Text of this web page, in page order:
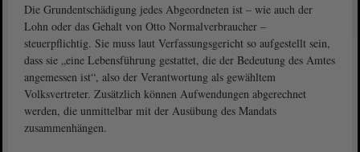
Die Grundentschädigung jedes Abgeordneten ist – wie auch der
Lohn oder das Gehalt von Otto Normalverbraucher –
steuerpflichtig. Sie muss laut Verfassungsgericht so aufgestellt sein,
dass sie „eine Lebensführung gestattet, die der Bedeutung des Amtes
angemessen ist“, also der Verantwortung als gewähltem
Volksvertreter. Zusätzlich können Aufwendungen abgerechnet
werden, die unmittelbar mit der Ausübung des Mandats
zusammenhängen.